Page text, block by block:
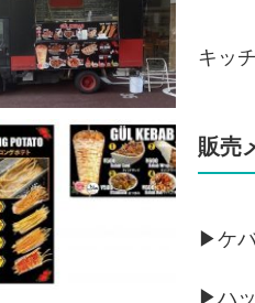
キッ
販売
▶ケ
▶ハ